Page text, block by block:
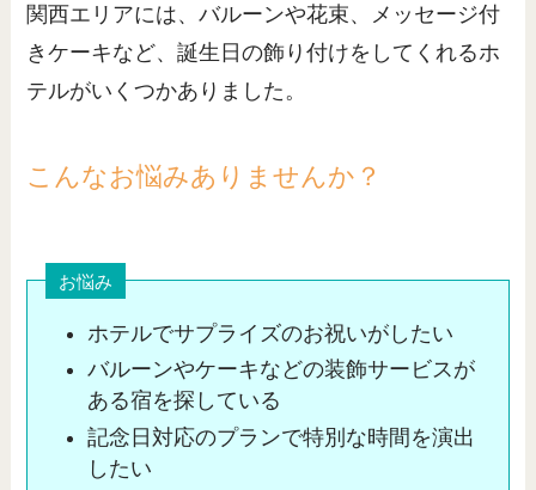
関西エリアには、バルーンや花束、メッセージ付
きケーキなど、誕生日の飾り付けをしてくれるホ
テルがいくつかありました。
こんなお悩みありませんか？
お悩み
ホテルでサプライズのお祝いがしたい
バルーンやケーキなどの装飾サービスが
ある宿を探している
記念日対応のプランで特別な時間を演出
したい